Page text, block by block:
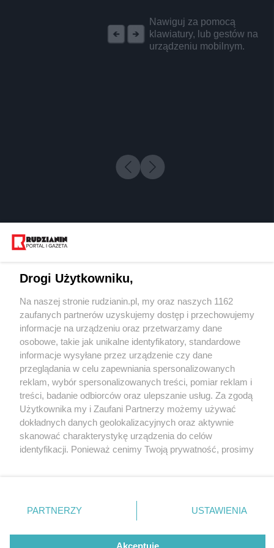
Nawiguj za pomocą
klawiatury, lub gestów na
urządzeniu mobilnym.
5 / 0
Wydawca mediów
Nie zapomnij
zapoznać się z:
polityką prywatności regulamin korzystania z portali
Twojemiasto
Piekary Śląskie
Chorzów
Tarnowskie Góry
Gliwice
Skontakuj sięz nami
Kontakt
Wydawca
Redakcja
Drogi Użytkowniku,
Na naszej stronie rudzianin.pl, my oraz naszych 1162
zaufanych partnerów uzyskujemy dostęp i przechowujemy
informacje na urządzeniu oraz przetwarzamy dane
osobowe, takie jak unikalne identyfikatory, standardowe
informacje wysyłane przez urządzenie czy dane
przeglądania w celu zapewniania spersonalizowanych
reklam, wybór spersonalizowanych treści, pomiar reklam i
treści, badanie odbiorców oraz ulepszanie usług. Za zgodą
Użytkownika my i Zaufani Partnerzy możemy używać
dokładnych danych geolokalizacyjnych oraz aktywnie
skanować charakterystykę urządzenia do celów
identyfikacji. Ponieważ cenimy Twoją prywatność, prosimy
prywatności znajdujący się w lewym dolnym rogu strony
. Niektóre rodzaje przetwarzania danych nie wymagają
zgody użytkownika, ale masz prawo sprzeciwić się
takiemu przetwarzaniu. Preferencje będą miały
PARTNERZY USTAWIENIA
Akceptuję